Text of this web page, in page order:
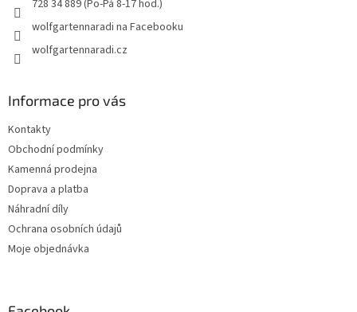
728 34 889 (Po-Pá 8-17 hod.)
wolfgartennaradi na Facebooku
wolfgartennaradi.cz
Informace pro vás
Kontakty
Obchodní podmínky
Kamenná prodejna
Doprava a platba
Náhradní díly
Ochrana osobních údajů
Moje objednávka